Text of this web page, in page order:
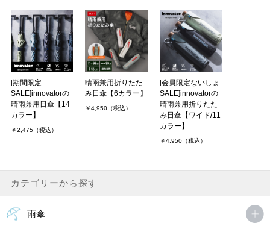
[期間限定
SALE]innovatorの
晴雨兼用日傘【14
カラー】
￥2,475（税込）
晴雨兼用折りたた
み日傘【6カラー】
￥4,950（税込）
[会員限定ないしょ
SALE]innovatorの
晴雨兼用折りたた
み日傘【ワイド/11
カラー】
￥4,950（税込）
カテゴリーから探す
雨傘